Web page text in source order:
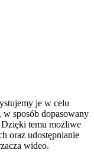
je w celu
w sposób dopasowany
temu możliwe
oraz udostępnianie
wideo.